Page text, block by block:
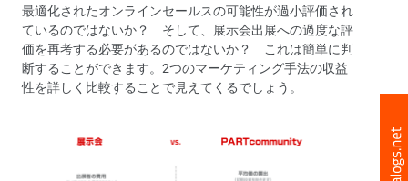
最適化されたオンラインセールスの可能性が過小評価され
ているのではないか？ そして、展示会出展への過度な評
価を再考する必要があるのではないか？ これは簡単に判
断することができます。2つのマーケティング手法の収益
性を詳しく比較することで見えてくるでしょう。